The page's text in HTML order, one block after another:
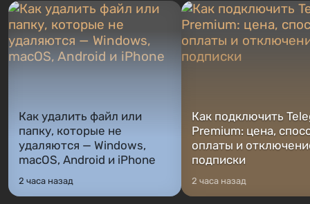
Как удалить файл или
папку, которые не
удаляются — Windows,
macOS, Android и iPhone
2 часа назад
Как подключить
Premium: цена,
оплаты и
подписки
2 часа назад